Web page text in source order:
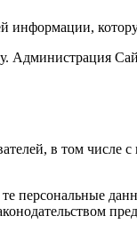
информации,
Администрация
в том числе
персональные